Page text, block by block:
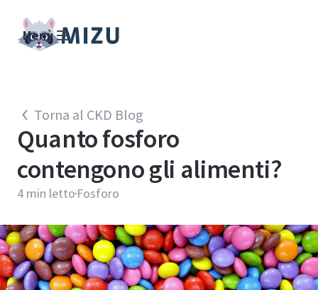
Menù
Torna al CKD Blog
Quanto fosforo
contengono gli alimenti?
4 min letto Fosforo